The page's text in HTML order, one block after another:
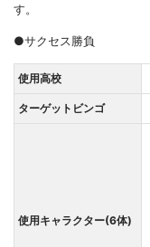
す。
●サクセス勝負
使用高校
ターゲットビンゴ
使用キャラクター(6体)